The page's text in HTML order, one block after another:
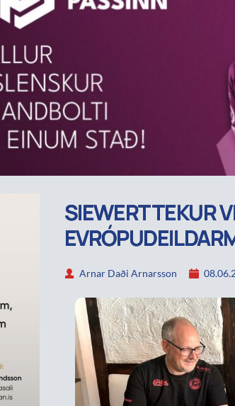
SIEWERT TEKUR
Arnar Daði Arnarsson